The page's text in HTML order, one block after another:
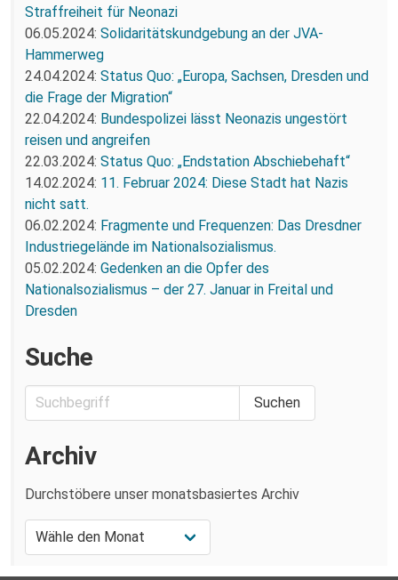
Straffreiheit für Neonazi
06.05.2024: Solidaritätskundgebung an der JVA-
Hammerweg
24.04.2024: Status Quo: „Europa, Sachsen, Dresden und
die Frage der Migration“
22.04.2024: Bundespolizei lässt Neonazis ungestört
reisen und angreifen
22.03.2024: Status Quo: „Endstation Abschiebehaft“
14.02.2024: 11. Februar 2024: Diese Stadt hat Nazis
nicht satt.
06.02.2024: Fragmente und Frequenzen: Das Dresdner
Industriegelände im Nationalsozialismus.
05.02.2024: Gedenken an die Opfer des
Nationalsozialismus – der 27. Januar in Freital und
Dresden
Suche
Archiv
Durchstöbere unser monatsbasiertes Archiv